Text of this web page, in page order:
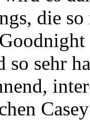
die
so sehr